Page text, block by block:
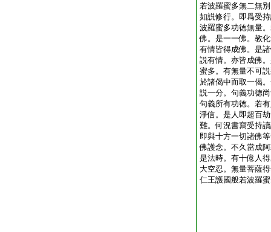
若波羅蜜多無二無
如説修行。即爲受
波羅蜜多功徳無量
佛。是一一佛。教
有情皆得成佛。是
説有情。亦皆成佛
蜜多。有無量不可
於諸偈中而取一偈
説一分。句義功徳
句義所有功徳。若
淨信。是人即超百
難。何況書寫受持
即與十方一切諸佛
佛護念。不久當成
是法時。有十億人
大空忍。無量菩薩
仁王護國般若波羅